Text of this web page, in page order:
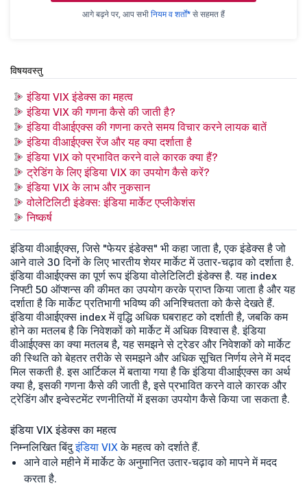
आगे बढ़ने पर, आप सभी नियम व शर्तों* से सहमत हैं
विषयवस्तु
इंडिया VIX इंडेक्स का महत्व
इंडिया VIX की गणना कैसे की जाती है?
इंडिया वीआईएक्स की गणना करते समय विचार करने लायक बातें
इंडिया वीआईएक्स रेंज और यह क्या दर्शाता है
इंडिया VIX को प्रभावित करने वाले कारक क्या हैं?
ट्रेडिंग के लिए इंडिया VIX का उपयोग कैसे करें?
इंडिया VIX के लाभ और नुकसान
वोलेटिलिटी इंडेक्स: इंडिया मार्केट एप्लीकेशंस
निष्कर्ष
इंडिया वीआईएक्स, जिसे "फेयर इंडेक्स" भी कहा जाता है, एक इंडेक्स है जो
आने वाले 30 दिनों के लिए भारतीय शेयर मार्केट में उतार-चढ़ाव को दर्शाता है.
इंडिया वीआईएक्स का पूर्ण रूप इंडिया वोलेटिलिटी इंडेक्स है. यह index
निफ्टी 50 ऑप्शन्स की कीमत का उपयोग करके प्राप्त किया जाता है और यह
दर्शाता है कि मार्केट प्रतिभागी भविष्य की अनिश्चितता को कैसे देखते हैं.
इंडिया वीआईएक्स index में वृद्धि अधिक घबराहट को दर्शाती है, जबकि कम
होने का मतलब है कि निवेशकों को मार्केट में अधिक विश्वास है. इंडिया
वीआईएक्स का क्या मतलब है, यह समझने से ट्रेडर और निवेशकों को मार्केट
की स्थिति को बेहतर तरीके से समझने और अधिक सूचित निर्णय लेने में मदद
मिल सकती है. इस आर्टिकल में बताया गया है कि इंडिया वीआईएक्स का अर्थ
क्या है, इसकी गणना कैसे की जाती है, इसे प्रभावित करने वाले कारक और
ट्रेडिंग और इन्वेस्टमेंट रणनीतियों में इसका उपयोग कैसे किया जा सकता है.
इंडिया VIX इंडेक्स का महत्व
निम्नलिखित बिंदुइंडिया VIX के महत्व को दर्शाते हैं.
आने वाले महीने में मार्केट के अनुमानित उतार-चढ़ाव को मापने में मदद
करता है.